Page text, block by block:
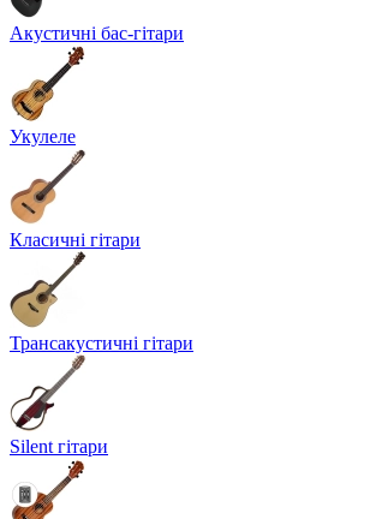
Акустичні бас-гітари
Укулеле
Класичні гітари
Трансакустичні гітари
Silent гітари